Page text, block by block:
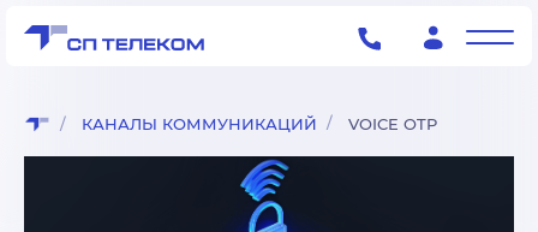
КАНАЛЫ КОММУНИКАЦИЙ VOICE OTP